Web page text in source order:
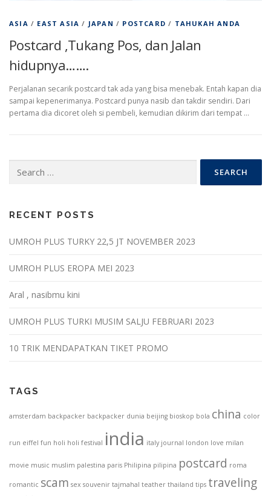
ASIA / EAST ASIA / JAPAN / POSTCARD / TAHUKAH ANDA
Postcard ,Tukang Pos, dan Jalan
hidupnya…….
Perjalanan secarik postcard tak ada yang bisa menebak. Entah kapan dia
sampai kepenerimanya. Postcard punya nasib dan takdir sendiri. Dari
pertama dia dicoret oleh si pembeli, kemudian dikirim dari tempat …
for:
RECENT POSTS
UMROH PLUS TURKY 22,5 JT NOVEMBER 2023
UMROH PLUS EROPA MEI 2023
Aral , nasibmu kini
UMROH PLUS TURKI MUSIM SALJU FEBRUARI 2023
10 TRIK MENDAPATKAN TIKET PROMO
TAGS
amsterdam backpacker backpacker dunia beijing bioskop bola china color
run eiffel fun holi holi festival india italy journal london love milan
movie music muslim palestina paris Philipina pilipina postcard roma
romantic scam sex souvenir tajmahal teather thailand tips traveling